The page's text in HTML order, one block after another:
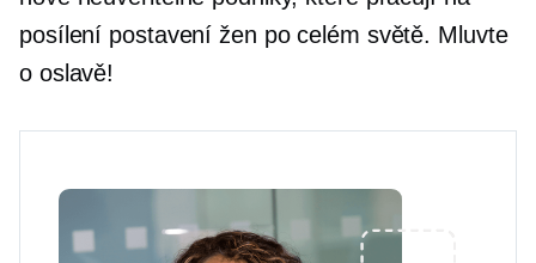
posílení postavení žen po celém světě. Mluvte
o oslavě!